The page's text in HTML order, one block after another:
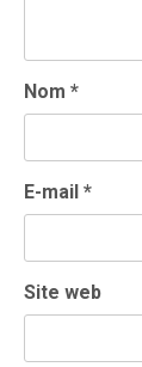
Nom *
E-mail *
Site web